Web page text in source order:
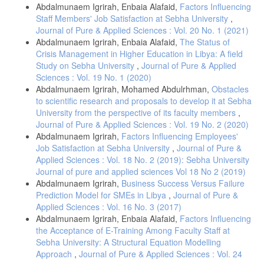
Abdalmunaem Igrirah, Enbaia Alafaid, Factors Influencing
Staff Members' Job Satisfaction at Sebha University ,
Journal of Pure & Applied Sciences : Vol. 20 No. 1 (2021)
Abdalmunaem Igrirah, Enbaia Alafaid, The Status of
Crisis Management in Higher Education in Libya: A field
Study on Sebha University , Journal of Pure & Applied
Sciences : Vol. 19 No. 1 (2020)
Abdalmunaem Igrirah, Mohamed Abdulrhman, Obstacles
to scientific research and proposals to develop it at Sebha
University from the perspective of its faculty members ,
Journal of Pure & Applied Sciences : Vol. 19 No. 2 (2020)
Abdalmunaem Igrirah, Factors Influencing Employees'
Job Satisfaction at Sebha University , Journal of Pure &
Applied Sciences : Vol. 18 No. 2 (2019): Sebha University
Journal of pure and applied sciences Vol 18 No 2 (2019)
Abdalmunaem Igrirah, Business Success Versus Failure
Prediction Model for SMEs in Libya , Journal of Pure &
Applied Sciences : Vol. 16 No. 3 (2017)
Abdalmunaem Igrirah, Enbaia Alafaid, Factors Influencing
the Acceptance of E-Training Among Faculty Staff at
Sebha University: A Structural Equation Modelling
Approach , Journal of Pure & Applied Sciences : Vol. 24